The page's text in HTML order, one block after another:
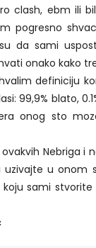
clash, ebm ili
pogresno
da sami
onako kako
definiciju
99,9% blato,
onog sto
Nebriga i
u onom
sami stvorite